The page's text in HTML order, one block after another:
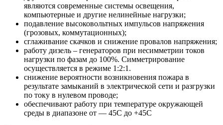
являются современные системы освещения,
компьютерные и другие нелинейные нагрузки;
подавление высоковольтных импульсов напряжения
(грозовых, коммутационных);
сглаживание скачков и снижение провалов напряжения;
работу дизель – генераторов при несимметрии токов
нагрузки по фазам до 100%. Симметрирование
осуществляется в режиме 1:2:1.
снижение вероятности возникновения пожара в
результате замыканий в электрической сети и разгрузки
по току в нулевом проводе;
обеспечивают работу при температуре окружающей
среды в диапазоне от — 45С до +45С